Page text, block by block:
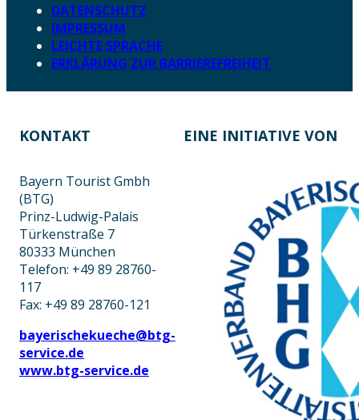
DATENSCHUTZ
IMPRESSUM
LEICHTE SPRACHE
ERKLÄRUNG ZUR BARRIEREFREIHEIT
KONTAKT EINE INITIATIVE VON
Bayern Tourist Gmbh
(BTG)
Prinz-Ludwig-Palais
Türkenstraße 7
80333 München
Telefon: +49 89 28760-
117
Fax: +49 89 28760-121
bayerischekueche@btg-
service.de
www.btg-service.de